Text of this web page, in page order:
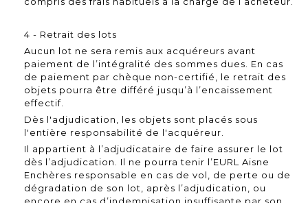
4 - Retrait des lots
Aucun lot ne sera remis aux acquéreurs avant
paiement de l’intégralité des sommes dues. En cas
de paiement par chèque non-certifié, le retrait des
objets pourra être différé jusqu’à l’encaissement
effectif.
Dès l'adjudication, les objets sont placés sous
l'entière responsabilité de l'acquéreur.
Il appartient à l’adjudicataire de faire assurer le lot
dès l’adjudication. Il ne pourra tenir l’EURL Aisne
Enchères responsable en cas de vol, de perte ou de
dégradation de son lot, après l’adjudication, ou